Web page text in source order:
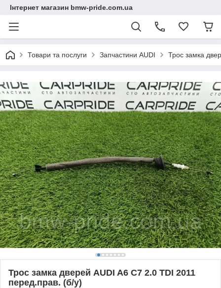
Інтернет магазин bmw-pride.com.ua
Товари та послуги Запчастини AUDI Трос замка
Трос замка дверей AUDI A6 C7 2.0 TDI 2011
перед.прав. (б/у)